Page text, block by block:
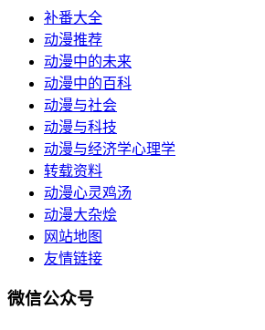
补番大全
动漫推荐
动漫中的未来
动漫中的百科
动漫与社会
动漫与科技
动漫与经济学心理学
转载资料
动漫心灵鸡汤
动漫大杂烩
网站地图
友情链接
微信公众号